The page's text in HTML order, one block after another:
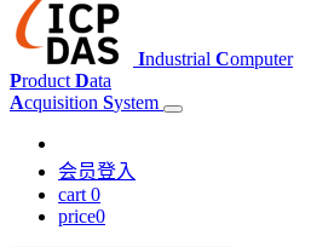
Industrial Computer
Product Data
Acquisition System
会员登入
cart 0
price0